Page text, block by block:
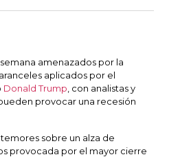
amenazados por la
aplicados por el
Donald Trump , con analistas y
provocar una recesión
sobre un alza de
provocada por el mayor cierre